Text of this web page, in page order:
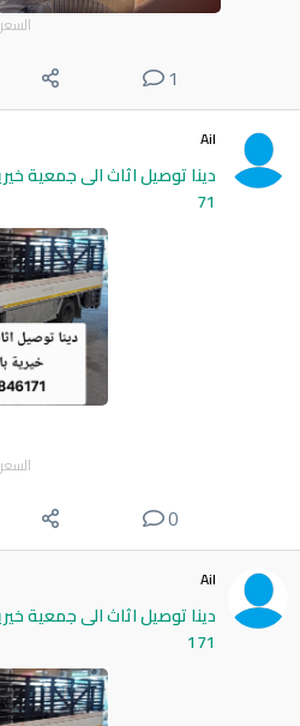
السعر
1
Ail
71
السعر
0
Ail
171